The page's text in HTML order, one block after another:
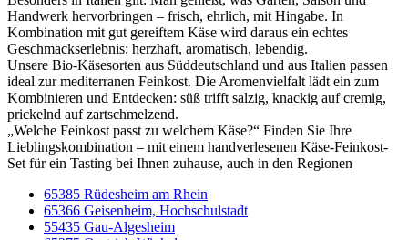
Handwerk hervorbringen – frisch, ehrlich, mit Hingabe. In
Kombination mit gut gereiftem Käse wird daraus ein echtes
Geschmackserlebnis: herzhaft, aromatisch, lebendig.
Unsere Bio-Käsesorten aus Süddeutschland und aus Italien passen
ideal zur mediterranen Feinkost. Die Aromenvielfalt lädt ein zum
Kombinieren und Entdecken: süß trifft salzig, knackig auf cremig,
prickelnd auf zartschmelzend.
„Welche Feinkost passt zu welchem Käse?“ Finden Sie Ihre
Lieblingskombination – mit einem handverlesenen Käse-Feinkost-
Set für ein Tasting bei Ihnen zuhause, auch in den Regionen
65385 Rüdesheim am Rhein
65366 Geisenheim, Hochschulstadt
55435 Gau-Algesheim